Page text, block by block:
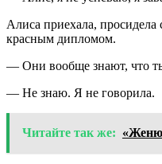
Алиса приехала,
красным дипломом.
— Они вообще знают, что
— Не знаю. Я не говорила.
Читайте так же: